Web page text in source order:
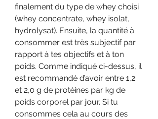
finalement du type de whey choisi
(whey concentrate, whey isolat,
hydrolysat). Ensuite, la quantité à
consommer est très subjectif par
rapport à tes objectifs et à ton
poids. Comme indiqué ci-dessus, il
est recommandé d’avoir entre 1,2
et 2,0 g de protéines par kg de
poids corporel par jour. Si tu
consommes cela au cours des